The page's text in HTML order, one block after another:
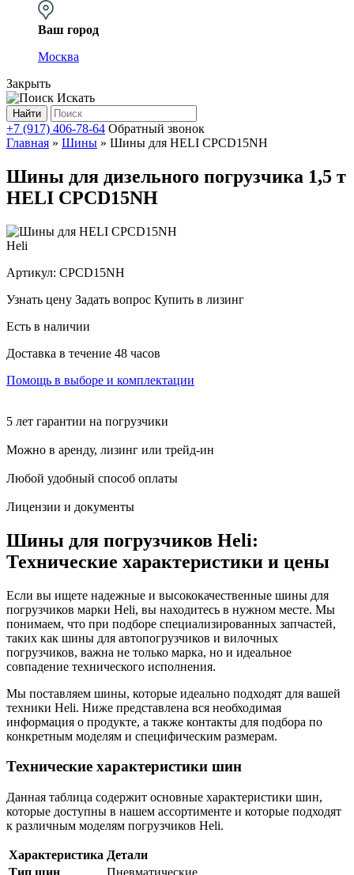
Ваш город
Москва
Закрыть
Искать
Найти
+7 (917) 406-78-64 Обратный звонок
Главная » Шины » Шины для HELI CPСD15NH
Шины для дизельного погрузчика 1,5 т
HELI CPСD15NH
Heli
Артикул: CPСD15NH
Узнать цену Задать вопрос Купить в лизинг
Есть в наличии
Доставка в течение 48 часов
Помощь в выборе и комплектации
5 лет гарантии на погрузчики
Можно в аренду, лизинг или трейд-ин
Любой удобный способ оплаты
Лицензии и документы
Шины для погрузчиков Heli:
Технические характеристики и цены
Если вы ищете надежные и высококачественные шины для
погрузчиков марки Heli, вы находитесь в нужном месте. Мы
понимаем, что при подборе специализированных запчастей,
таких как шины для автопогрузчиков и вилочных
погрузчиков, важна не только марка, но и идеальное
совпадение технического исполнения.
Мы поставляем шины, которые идеально подходят для вашей
техники Heli. Ниже представлена вся необходимая
информация о продукте, а также контакты для подбора по
конкретным моделям и специфическим размерам.
Технические характеристики шин
Данная таблица содержит основные характеристики шин,
которые доступны в нашем ассортименте и которые подходят
к различным моделям погрузчиков Heli.
Характеристика Детали
Тип шин
Пневматические